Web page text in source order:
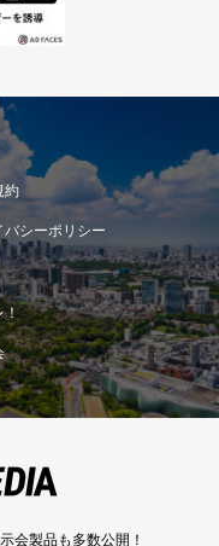
約
バシーポリシー
！
会製品も多数公開！